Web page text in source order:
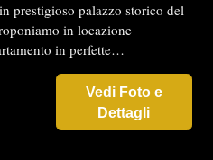
prestigioso palazzo storico del
in locazione
in perfette…
Vedi Foto e
Dettagli